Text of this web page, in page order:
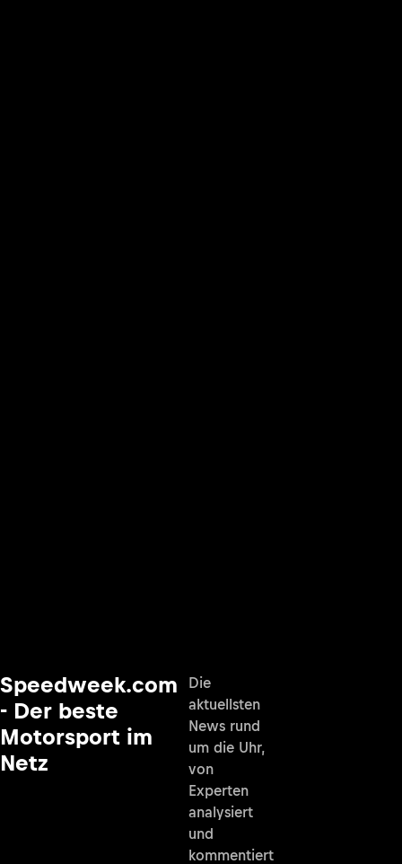
Speedweek.com
- Der beste
Motorsport im
Netz
Die
aktuellsten
News rund
um die Uhr,
von
Experten
analysiert
und
kommentiert